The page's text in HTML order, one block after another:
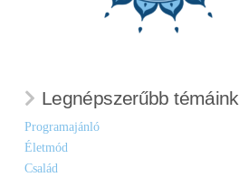
Legnépszerűbb témáink
Programajánló
Életmód
Család